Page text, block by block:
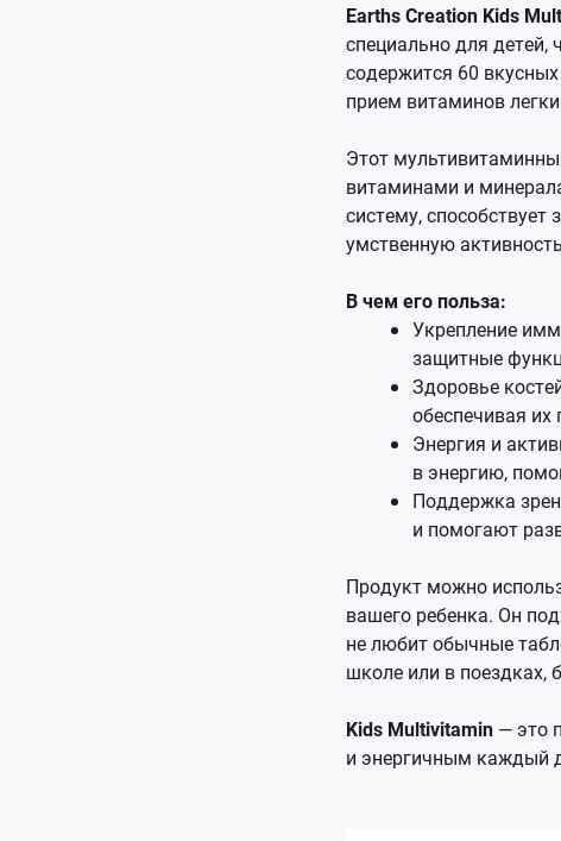
Earths Creation Kids
специально для детей,
содержится 60
прием витаминов
Этот
витаминами и
систему,
умственную
В чем его польза:
Укрепление
защитные
Здоровье
обеспечивая
Энергия и
в энергию,
Поддержка
и помогают
Продукт можно
вашего ребенка. Он
не любит обычные
школе или в поездках,
Kids Multivitamin — это
и энергичным каждый